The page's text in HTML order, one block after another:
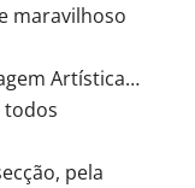
maravilhoso
Artística…
todos
pela